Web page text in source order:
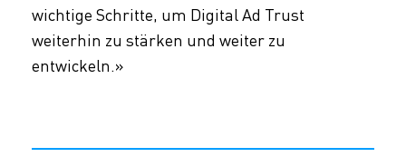
wichtige Schritte, um Digital Ad Trust
weiterhin zu stärken und weiter zu
entwickeln.»